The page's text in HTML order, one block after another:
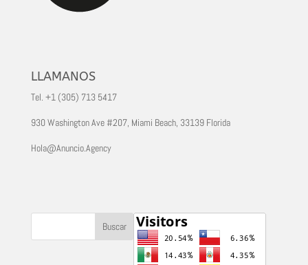
LLAMANOS
Tel. +1 (305) 713 5417
930 Washington Ave #207, Miami Beach, 33139 Florida
Hola@Anuncio.Agency